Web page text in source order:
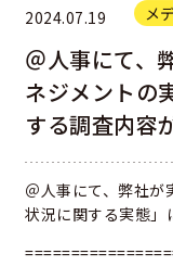
2024.07.19 メ
＠人事にて、
ネジメントの
する調査内容
＠人事にて、弊社が
状況に関する実態」